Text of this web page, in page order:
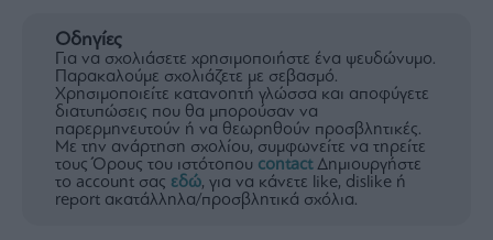
Οδηγίες
Για να σχολιάσετε χρησιμοποιήστε ένα ψευδώνυμο.
Παρακαλούμε σχολιάζετε με σεβασμό.
Χρησιμοποιείτε κατανοητή γλώσσα και αποφύγετε
διατυπώσεις που θα μπορούσαν να
παρερμηνευτούν ή να θεωρηθούν προσβλητικές.
Με την ανάρτηση σχολίου, συμφωνείτε να τηρείτε
τους Όρους του ιστότοπου contactΔημιουργήστε
το account σας εδώ, για να κάνετε like, dislike ή
report ακατάλληλα/προσβλητικά σχόλια.